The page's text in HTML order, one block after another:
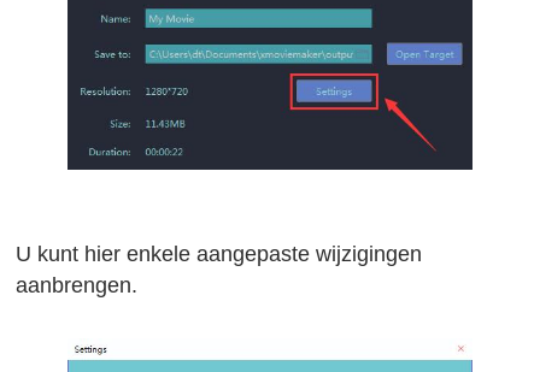
U kunt hier enkele aangepaste wijzigingen
aanbrengen.